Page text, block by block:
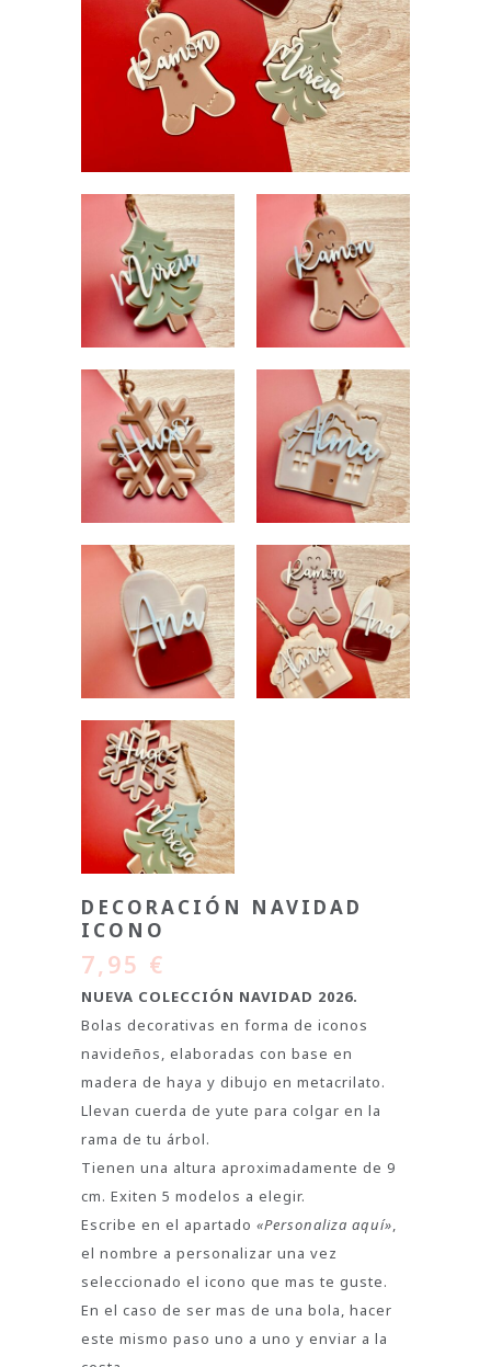
DECORACIÓN NAVIDAD
ICONO
7,95 €
NUEVA COLECCIÓN NAVIDAD 2026.
Bolas decorativas en forma de iconos
navideños, elaboradas con base en
madera de haya y dibujo en metacrilato.
Llevan cuerda de yute para colgar en la
rama de tu árbol.
Tienen una altura aproximadamente de 9
cm. Exiten 5 modelos a elegir.
Escribe en el apartado «Personaliza aquí»,
el nombre a personalizar una vez
seleccionado el icono que mas te guste.
En el caso de ser mas de una bola, hacer
este mismo paso uno a uno y enviar a la